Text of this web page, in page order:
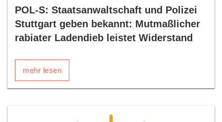
POL-S: Staatsanwaltschaft und Polizei
Stuttgart geben bekannt: Mutmaßlicher
rabiater Ladendieb leistet Widerstand
mehr lesen